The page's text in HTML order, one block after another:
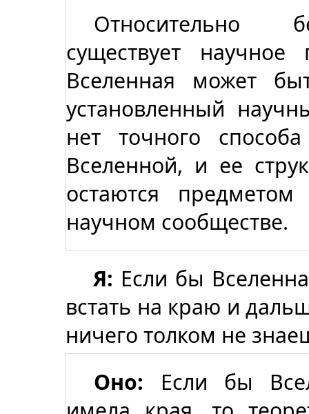
Относительно
существует
Вселенная может
установленный
нет точного
Вселенной, и ее
остаются
научном сообществе.
Я: Если бы
встать на краю и
ничего толком не
Оно: Если бы